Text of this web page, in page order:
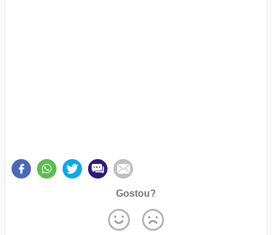
Gostou?